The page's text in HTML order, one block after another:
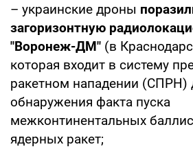
– украинские дроны
загоризонтную
"Воронеж-ДМ" (в
которая входит в систему
ракетном нападении (СПРН)
обнаружения факта пуска
межконтинентальных
ядерных ракет;